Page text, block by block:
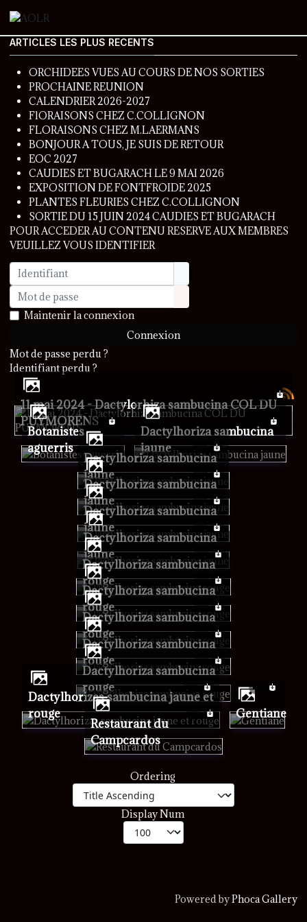
ARTICLES LES PLUS RECENTS
ORCHIDEES VUES AU COURS DE NOS SORTIES
PROCHAINE REUNION
CALENDRIER 2026-2027
FlORAISONS CHEZ C.COLLIGNON
FLORAISONS CHEZ M.LAERMANS
BONJOUR A TOUS, JE SUIS DE RETOUR
EOC 2027
CAUDIES ET BUGARACH LE 9 MAI 2026
EXPOSITION DE FONTFROIDE 2025
PLANTES FLEURIES CHEZ C.COLLIGNON
SORTIE DU 15 JUIN 2024 CAUDIES ET BUGARACH
POUR ACCEDER AU CONTENU RESERVE AUX MEMBRES
VEUILLEZ VOUS IDENTIFIER
Identifiant
Mot de passe
Afficher le mot de passe
Maintenir la connexion
Connexion
Mot de passe perdu ?
Identifiant perdu ?
11 mai 2024 - Dactylorhiza sambucina COL DU
PUYMORENS
Botanistes
aguerris
Dactylhoriza sambucina
jaune
Dactylhoriza sambucina
jaune
Dactylhoriza sambucina
jaune
Dactylhoriza sambucina
jaune
Dactylhoriza sambucina
jaune
Dactylhoriza sambucina
rouge
Dactylhoriza sambucina
rouge
Dactylhoriza sambucina
rouge
Dactylhoriza sambucina
rouge
Dactylhoriza sambucina
rouge
Dactylhorizas sambucina jaune et
rouge
Gentiane
Restaurant du
Campcardos
Ordering
Display Num
Powered byPhoca Gallery